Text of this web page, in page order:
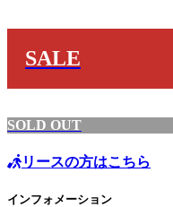
SALE
SOLD OUT
リースの方はこちら
インフォメーション